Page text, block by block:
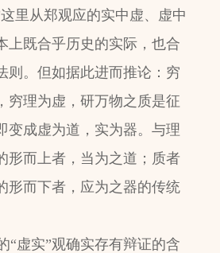
里从郑观应的实中虚、虚中
上既合乎历史的实际，也合
则。但如据此进而推论：穷
穷理为虚，研万物之质是征
变成虚为道，实为器。与理
形而上者，当为之道；质者
形而下者，应为之器的传统
“虚实”观确实存有辩证的含